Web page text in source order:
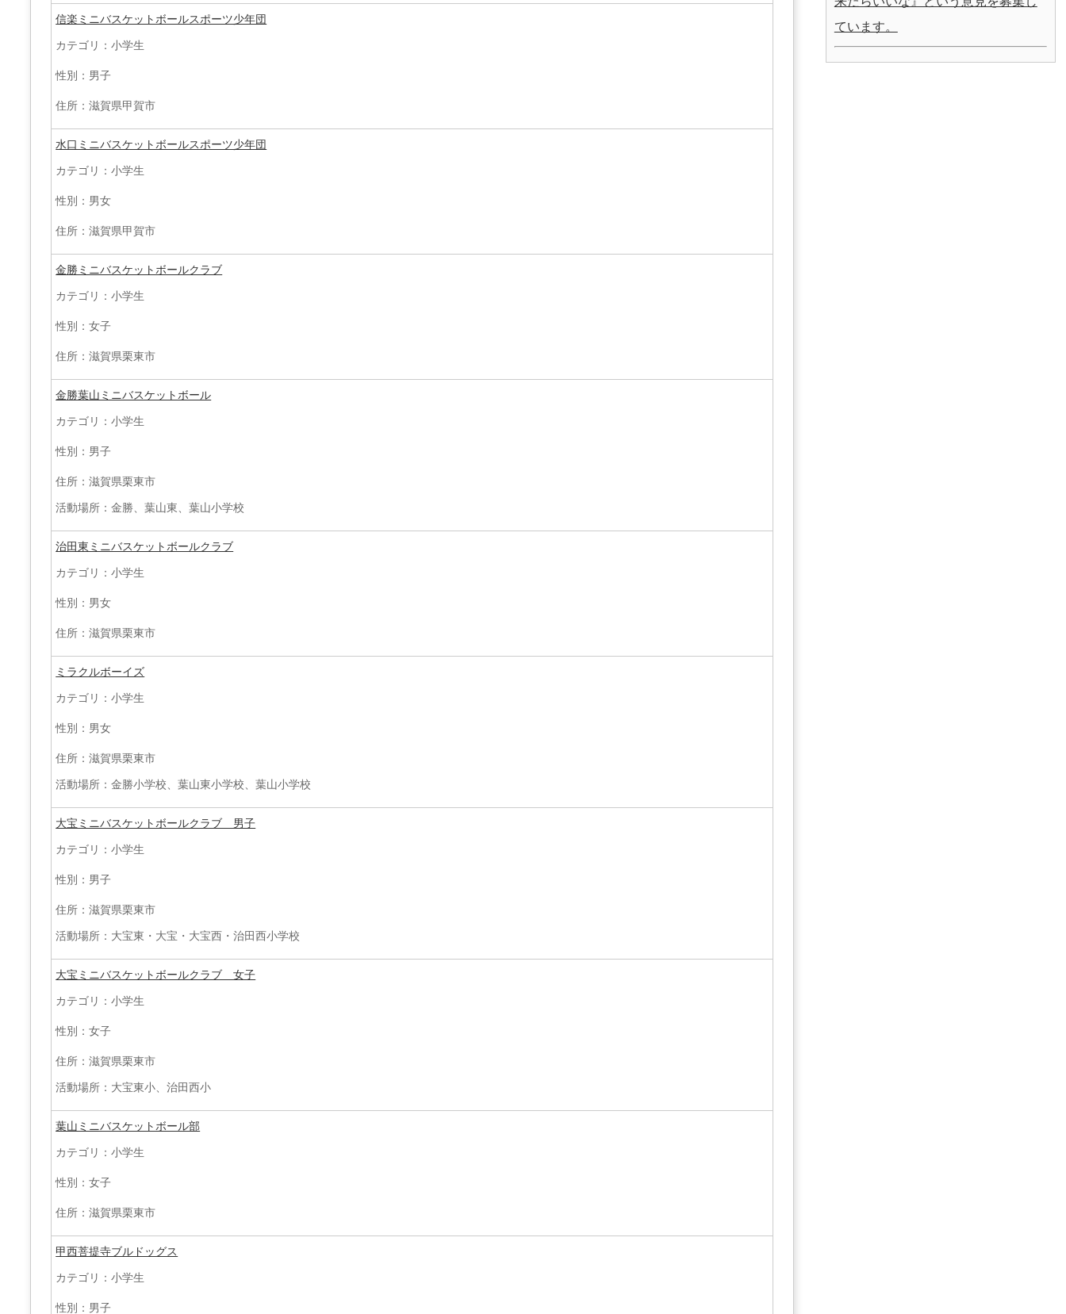
信楽ミニバスケットボールスポーツ少年団
カテゴリ：小学生
性別：男子
住所：滋賀県甲賀市
水口ミニバスケットボールスポーツ少年団
カテゴリ：小学生
性別：男女
住所：滋賀県甲賀市
金勝ミニバスケットボールクラブ
カテゴリ：小学生
性別：女子
住所：滋賀県栗東市
金勝葉山ミニバスケットボール
カテゴリ：小学生
性別：男子
住所：滋賀県栗東市
活動場所：金勝、葉山東、葉山小学校
治田東ミニバスケットボールクラブ
カテゴリ：小学生
性別：男女
住所：滋賀県栗東市
ミラクルボーイズ
カテゴリ：小学生
性別：男女
住所：滋賀県栗東市
活動場所：金勝小学校、葉山東小学校、葉山小学校
大宝ミニバスケットボールクラブ 男子
カテゴリ：小学生
性別：男子
住所：滋賀県栗東市
活動場所：大宝東・大宝・大宝西・治田西小学校
大宝ミニバスケットボールクラブ 女子
カテゴリ：小学生
性別：女子
住所：滋賀県栗東市
活動場所：大宝東小、治田西小
葉山ミニバスケットボール部
カテゴリ：小学生
性別：女子
住所：滋賀県栗東市
甲西菩提寺ブルドッグス
カテゴリ：小学生
性別：男子
ています。